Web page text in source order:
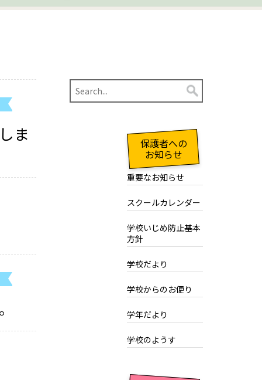
ま 保護者への
お知らせ
重要なお知らせ
スクールカレンダー
学校いじめ防止基本
方針
学校だより
学校からのお便り
学年だより
学校のようす